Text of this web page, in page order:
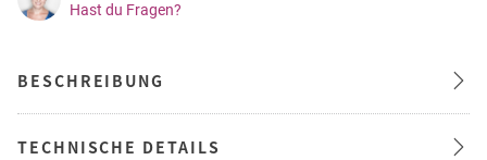
Hast du Fragen?
BESCHREIBUNG
TECHNISCHE DETAILS